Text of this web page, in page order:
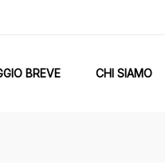
BREVE CHI SIAMO